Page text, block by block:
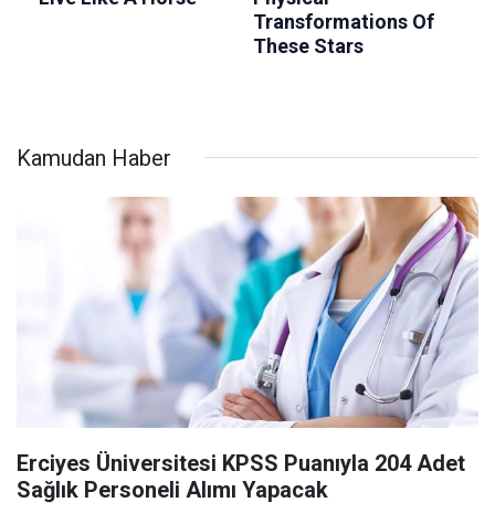
Kamudan Haber
Erciyes Üniversitesi KPSS Puanıyla 204 Adet
Sağlık Personeli Alımı Yapacak